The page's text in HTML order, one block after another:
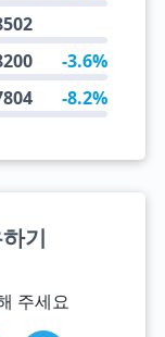
-3.6%
-8.2%
기
주세요